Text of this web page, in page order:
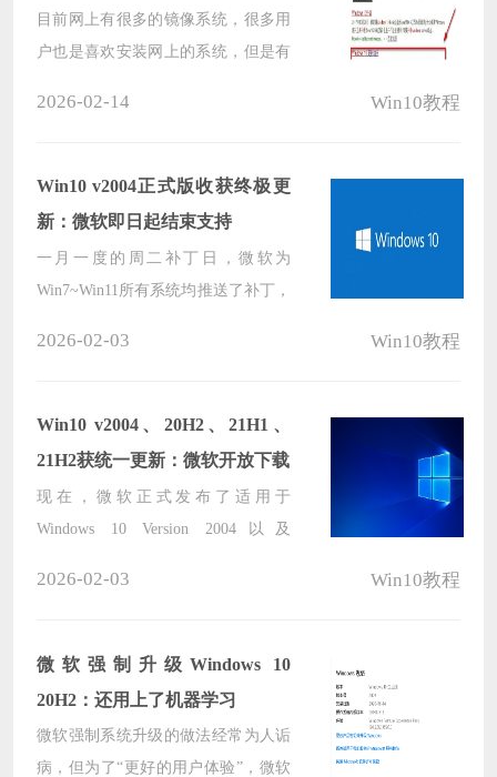
目前网上有很多的镜像系统，很多用
户也是喜欢安装网上的系统，但是有
载官方的Win10系统，希望可以帮到
大家。
2026-02-14 Win10教程
Win10 v2004正式版收获终极更
新：微软即日起结束支持
一月一度的周二补丁日，微软为
Win7~Win11所有系统均推送了补丁，
2026-02-03 Win10教程
Win10 v2004、20H2、21H1、
21H2获统一更新：微软开放下载
现在，微软正式发布了适用于
Windows 10 Version 2004以及
得，但微软也发布了离线安装包（下
载地址：点击）。
2026-02-03 Win10教程
微软强制升级Windows 10
20H2：还用上了机器学习
微软强制系统升级的做法经常为人诟
病，但为了“更好的用户体验”，微软